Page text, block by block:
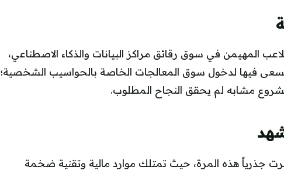
المهيمن في سوق رقائق مراكز البيانات والذكاء الاصطناعي،
تسعى فيها لدخول سوق المعالجات الخاصة بالحواسيب الشخصية؛
مشابه لم يحقق النجاح المطلوب.
جذرياً هذه المرة، حيث تمتلك موارد مالية وتقنية ضخمة